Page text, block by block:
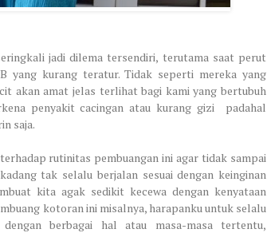
jadi dilema tersendiri, terutama saat perut
yang kurang teratur. Tidak seperti mereka yang
akan amat jelas terlihat bagi kami yang bertubuh
penyakit cacingan atau kurang gizi
padahal
saja.
rutinitas pembuangan ini agar tidak sampai
tak selalu berjalan sesuai dengan keinginan
kita agak sedikit kecewa dengan kenyataan
kotoran ini misalnya, harapanku untuk selalu
berbagai hal atau masa-masa tertentu,